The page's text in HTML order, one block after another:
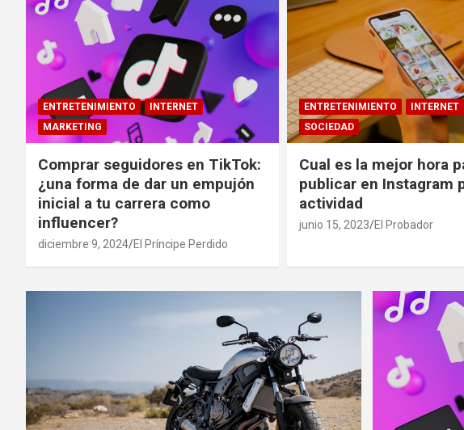
ENTRETENIMIENTO
INTERNET
MARKETING
Comprar seguidores en TikTok:
¿una forma de dar un empujón
inicial a tu carrera como
influencer?
diciembre 9, 2024 El Príncipe Perdido
ENTRETENIMIENTO
INTERNET
SOCIEDAD
Cual es la mejor hora
publicar en Instagram
actividad
junio 15, 2023 El Probador